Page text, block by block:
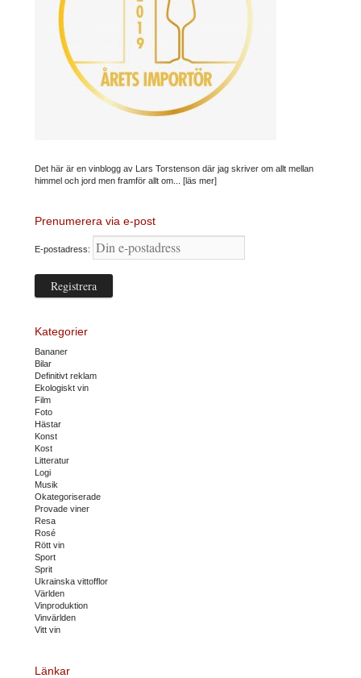
Det här är en vinblogg av Lars Torstenson där jag skriver om allt mellan
himmel och jord men framför allt om... [läs mer]
Prenumerera via e-post
E-postadress:
Kategorier
Bananer
Bilar
Definitivt reklam
Ekologiskt vin
Film
Foto
Hästar
Konst
Kost
Litteratur
Logi
Musik
Okategoriserade
Provade viner
Resa
Rosé
Rött vin
Sport
Sprit
Ukrainska vittofflor
Världen
Vinproduktion
Vinvärlden
Vitt vin
Länkar